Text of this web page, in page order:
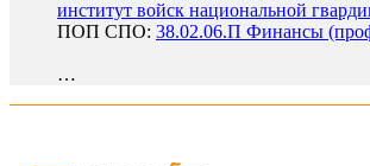
институт войск национальной
ПОП СПО: 38.02.06.П Финансы
…